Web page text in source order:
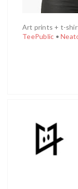
Art prints + t-
TeePublic •